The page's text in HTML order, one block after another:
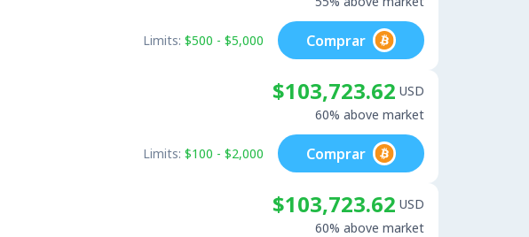
Limits: $500 - $5,000 Comprar
$103,723.62 USD
60% above market
Limits: $100 - $2,000 Comprar
$103,723.62 USD
60% above market